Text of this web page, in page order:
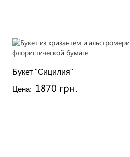
Букет "Сицилия"
Цена: 1870 грн.